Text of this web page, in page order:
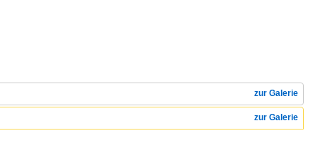
zur Galerie
zur Galerie